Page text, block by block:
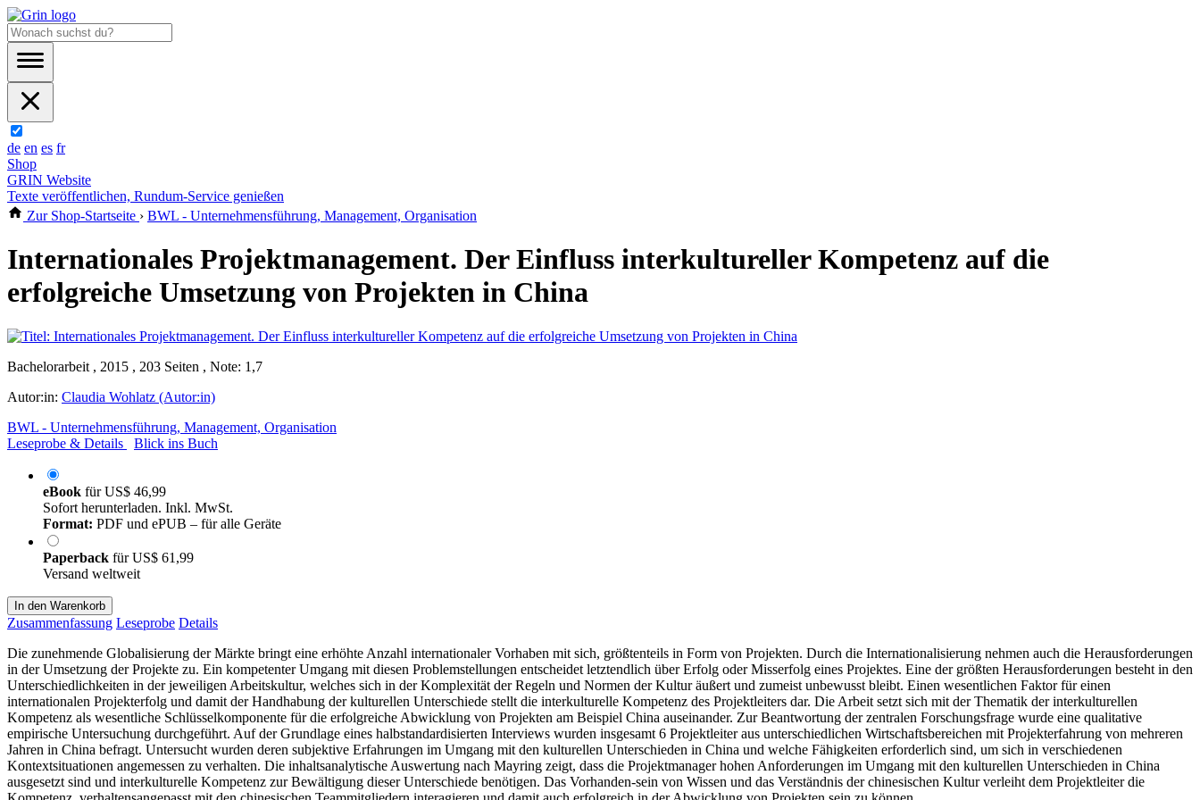
de en es fr
Shop
GRIN Website
Texte veröffentlichen, Rundum-Service genießen
Zur Shop-Startseite › BWL - Unternehmensführung, Management, Organisation
Internationales Projektmanagement. Der Einfluss interkultureller Kompetenz auf die
erfolgreiche Umsetzung von Projekten in China
Bachelorarbeit , 2015 , 203 Seiten , Note: 1,7
Autor:in: Claudia Wohlatz (Autor:in)
BWL - Unternehmensführung, Management, Organisation
Leseprobe & Details
Blick ins Buch
eBook fürUS$ 46,99
Sofort herunterladen. Inkl. MwSt.
Format: PDF und ePUB – für alle Geräte
Paperback fürUS$ 61,99
Versand weltweit
In den Warenkorb
Zusammenfassung Leseprobe Details
Die zunehmende Globalisierung der Märkte bringt eine erhöhte Anzahl internationaler Vorhaben mit sich, größtenteils in Form von Projekten. Durch die Internationalisierung nehmen auch die Herausforderungen
in der Umsetzung der Projekte zu. Ein kompetenter Umgang mit diesen Problemstellungen entscheidet letztendlich über Erfolg oder Misserfolg eines Projektes. Eine der größten Herausforderungen besteht in den
Unterschiedlichkeiten in der jeweiligen Arbeitskultur, welches sich in der Komplexität der Regeln und Normen der Kultur äußert und zumeist unbewusst bleibt. Einen wesentlichen Faktor für einen
internationalen Projekterfolg und damit der Handhabung der kulturellen Unterschiede stellt die interkulturelle Kompetenz des Projektleiters dar. Die Arbeit setzt sich mit der Thematik der interkulturellen
Kompetenz als wesentliche Schlüsselkomponente für die erfolgreiche Abwicklung von Projekten am Beispiel China auseinander. Zur Beantwortung der zentralen Forschungsfrage wurde eine qualitative
empirische Untersuchung durchgeführt. Auf der Grundlage eines halbstandardisierten Interviews wurden insgesamt 6 Projektleiter aus unterschiedlichen Wirtschaftsbereichen mit Projekterfahrung von mehreren
Jahren in China befragt. Untersucht wurden deren subjektive Erfahrungen im Umgang mit den kulturellen Unterschieden in China und welche Fähigkeiten erforderlich sind, um sich in verschiedenen
Kontextsituationen angemessen zu verhalten. Die inhaltsanalytische Auswertung nach Mayring zeigt, dass die Projektmanager hohen Anforderungen im Umgang mit den kulturellen Unterschieden in China
ausgesetzt sind und interkulturelle Kompetenz zur Bewältigung dieser Unterschiede benötigen. Das Vorhanden-sein von Wissen und das Verständnis der chinesischen Kultur verleiht dem Projektleiter die